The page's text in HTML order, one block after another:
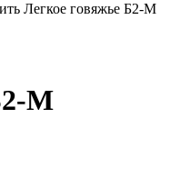
Легкое говяжье Б2-M
M